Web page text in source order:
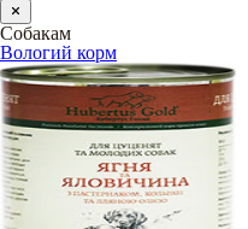
Собакам
Вологий корм